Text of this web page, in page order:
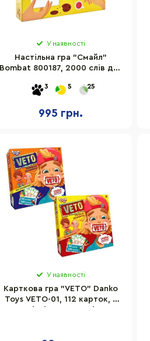
У наявності
Настільна гра "Смайл"
Bombat 800187, 2000 слів для
3 5 25
995 грн.
У наявності
Карткова гра "VETO" Danko
Toys VETO-01, 112 карток, 3